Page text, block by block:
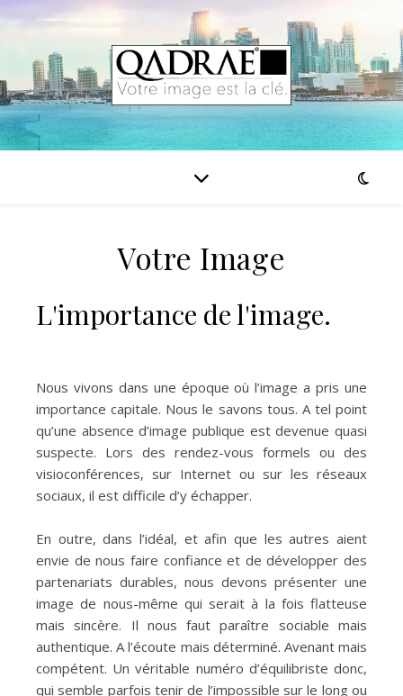
Votre Image
L'importance de l'image.
Nous vivons dans une époque où l’image a pris une
importance capitale. Nous le savons tous. A tel point
qu’une absence d’image publique est devenue quasi
suspecte. Lors des rendez-vous formels ou des
visioconférences, sur Internet ou sur les réseaux
sociaux, il est difficile d’y échapper.
En outre, dans l’idéal, et afin que les autres aient
envie de nous faire confiance et de développer des
partenariats durables, nous devons présenter une
image de nous-même qui serait à la fois flatteuse
mais sincère. Il nous faut paraître sociable mais
authentique. A l’écoute mais déterminé. Avenant mais
compétent. Un véritable numéro d’équilibriste donc,
qui semble parfois tenir de l’impossible sur le long ou